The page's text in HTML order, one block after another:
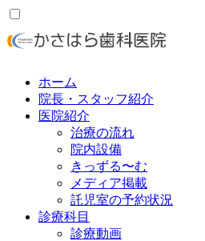
ホーム
院長・スタッフ紹介
医院紹介
治療の流れ
院内設備
きっずる〜む
メディア掲載
託児室の予約状況
診療科目
診療動画